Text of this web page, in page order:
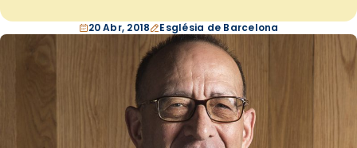
20 Abr, 2018 Església de Barcelona